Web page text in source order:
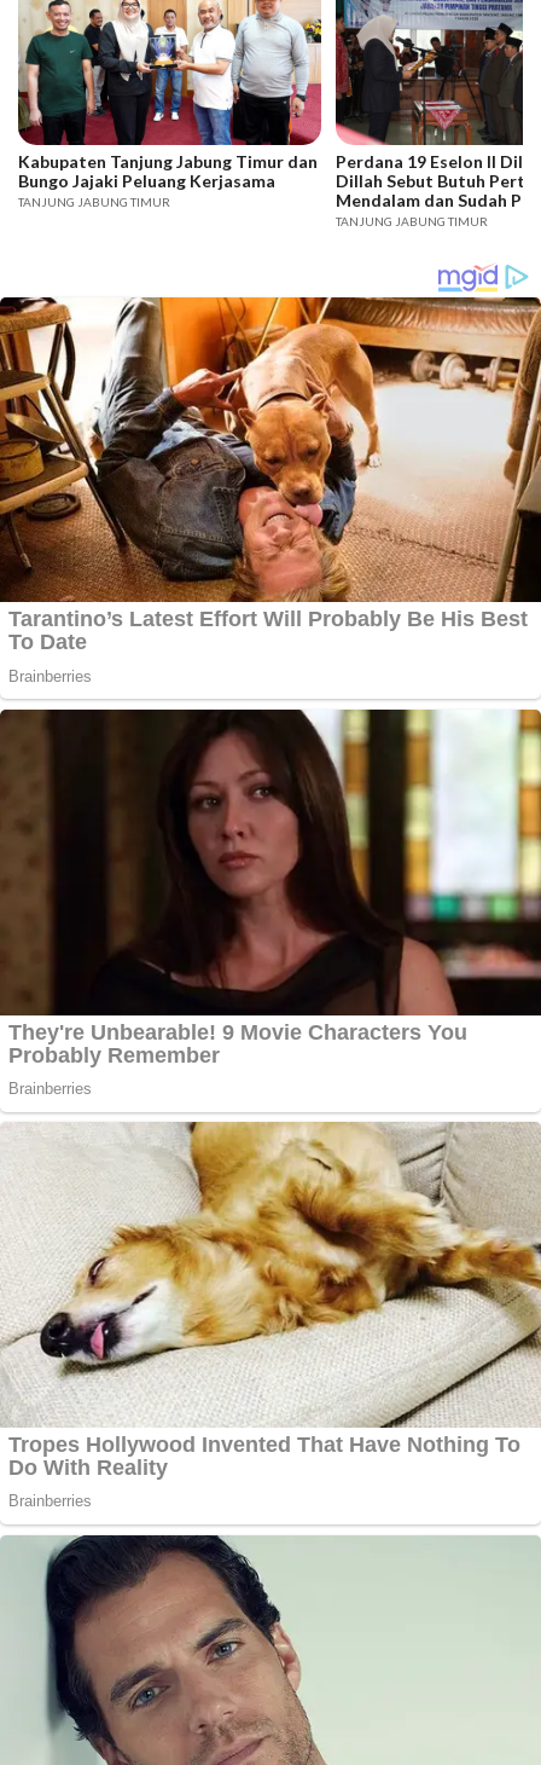
Kabupaten Tanjung Jabung Timur dan
Bungo Jajaki Peluang Kerjasama
TANJUNG JABUNG TIMUR
Perdana 19 Eselon II
Dillah Sebut Butuh
Mendalam dan Sudah
Semua Potensi
TANJUNG JABUNG TIMUR